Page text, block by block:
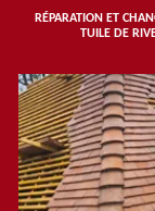
RÉPARATION ET
TUILE DE